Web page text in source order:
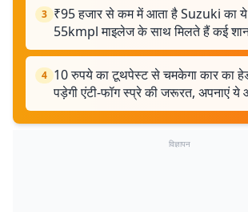
3 ₹95 हजार से कम में आता है Suzuki का
55kmpl माइलेज के साथ मिलते हैं कई
4 10 रुपये का टूथपेस्ट से चमकेगा कार का
पड़ेगी एंटी-फॉग स्प्रे की जरूरत, अपनाएं ये
विज्ञापन